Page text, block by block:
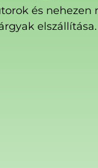
és nehezen
elszállítása.